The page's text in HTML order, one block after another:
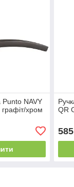
Punto NAVY
хром
QR
585